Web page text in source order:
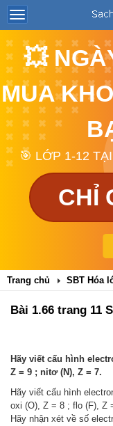
💥
MUA
🎯 LỚP 1-12
CHỈ
Trang chủ SBT Hóa
Bài 1.66 trang 11
Hãy viết cấu hình
Z = 9 ; nitơ (N), Z = 7.
Hãy viết cấu hình
oxi (O), Z = 8 ; flo (F), Z
Hãy nhận xét về số